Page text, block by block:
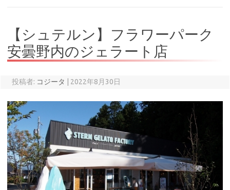
【シュテルン】フラワーパーク
安曇野内のジェラート店
投稿者: コジータ 2022年8月30日